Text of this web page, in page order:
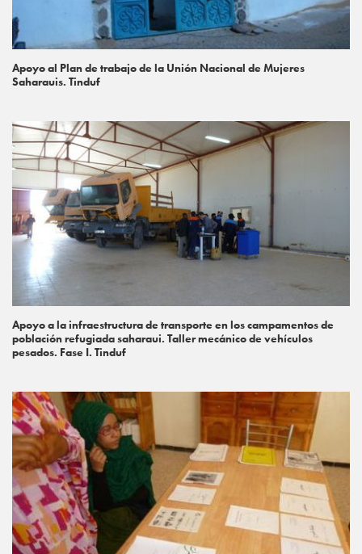
Apoyo al Plan de trabajo de la Unión Nacional de Mujeres
Saharauis. Tinduf
Apoyo a la infraestructura de transporte en los campamentos de
población refugiada saharaui. Taller mecánico de vehículos
pesados. Fase I. Tinduf